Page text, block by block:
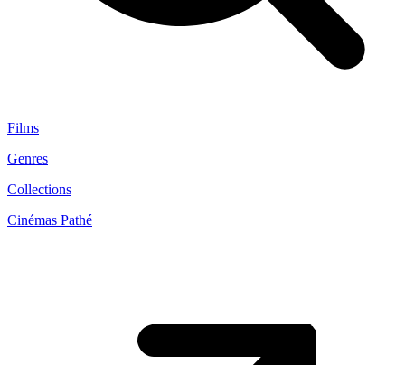
Films
Genres
Collections
Cinémas Pathé